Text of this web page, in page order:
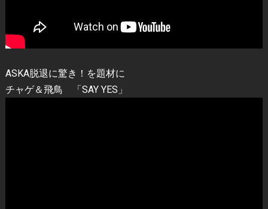
ASKA脱退に驚き！を題材に
チャゲ＆飛鳥 「SAY YES」